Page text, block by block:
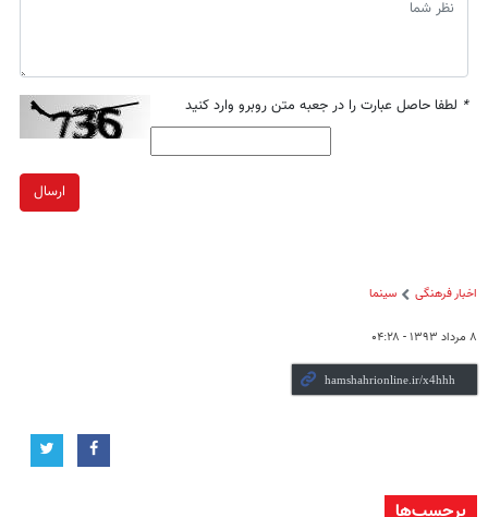
* لطفا حاصل عبارت را در جعبه متن روبرو وارد کنید
ارسال
اخبار فرهنگی سینما
۸ مرداد ۱۳۹۳ - ۰۴:۲۸